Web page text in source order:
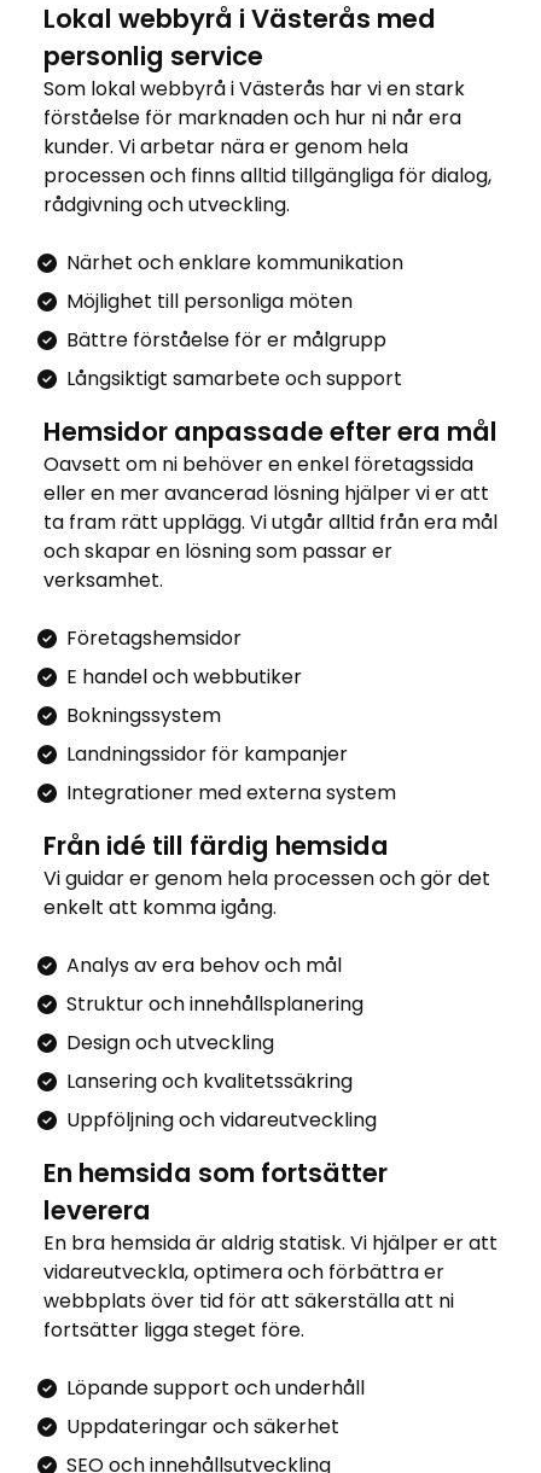
Lokal webbyrå i Västerås med
personlig service
Som lokal webbyrå i Västerås har vi en stark
förståelse för marknaden och hur ni når era
kunder. Vi arbetar nära er genom hela
processen och finns alltid tillgängliga för dialog,
rådgivning och utveckling.
Närhet och enklare kommunikation
Möjlighet till personliga möten
Bättre förståelse för er målgrupp
Långsiktigt samarbete och support
Hemsidor anpassade efter era mål
Oavsett om ni behöver en enkel företagssida
eller en mer avancerad lösning hjälper vi er att
ta fram rätt upplägg. Vi utgår alltid från era mål
och skapar en lösning som passar er
verksamhet.
Företagshemsidor
E handel och webbutiker
Bokningssystem
Landningssidor för kampanjer
Integrationer med externa system
Från idé till färdig hemsida
Vi guidar er genom hela processen och gör det
enkelt att komma igång.
Analys av era behov och mål
Struktur och innehållsplanering
Design och utveckling
Lansering och kvalitetssäkring
Uppföljning och vidareutveckling
En hemsida som fortsätter
leverera
En bra hemsida är aldrig statisk. Vi hjälper er att
vidareutveckla, optimera och förbättra er
webbplats över tid för att säkerställa att ni
fortsätter ligga steget före.
Löpande support och underhåll
Uppdateringar och säkerhet
SEO och innehållsutveckling